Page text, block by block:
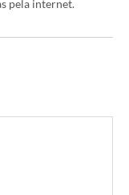
pela internet.